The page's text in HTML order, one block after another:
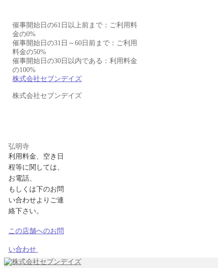
催事開始日の61日以上前まで：ご利用料
金の0%
催事開始日の31日～60日前まで：ご利用
料金の50%
催事開始日の30日以内である：利用料金
の100%
株式会社セブンデイズ
株式会社セブンデイズ
弘明寺
利用料金、空き日
程等に関しては、
お電話、
もしくは下のお問
い合わせよりご連
絡下さい。
この店舗へのお問
い合わせ